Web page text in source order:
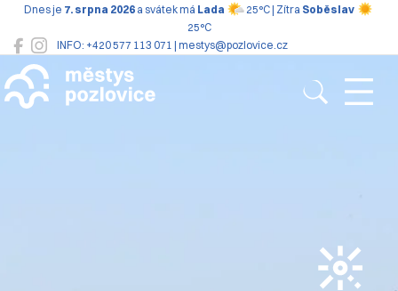
INFO: +420 577 113 071 | mestys@pozlovice.cz
Dnes je 7. srpna 2026 a svátek má Lada 25°C | Zítra Soběslav
25°C
Pozlovice